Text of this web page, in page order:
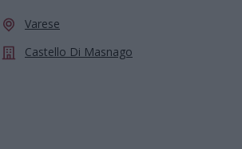
Varese
Castello Di Masnago